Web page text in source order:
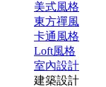
美式風格
東方禪風
卡通風格
Loft風格
室內設計
建築設計